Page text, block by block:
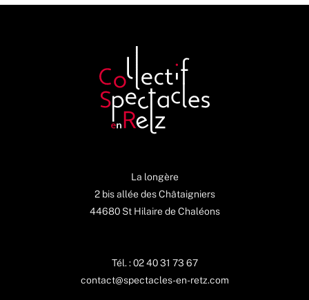
La longère
2 bis allée des Châtaigniers
44680 St Hilaire de Chaléons
Tél. : 02 40 31 73 67
contact@spectacles-en-retz.com